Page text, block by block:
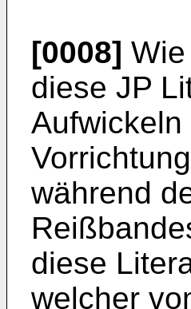
[0008]
diese JP
während
diese
welcher